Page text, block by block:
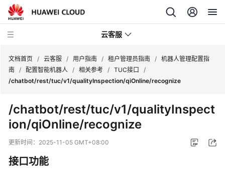
云客服
介
绍
快
速
入
文档首页 / 云客服 / 用户指南 / 租户管理员指南 / 机器人管理配置指
南 / 配置智能机器人 / 相关参考 / TUC接口
/
/chatbot/rest/tuc/v1/qualityInspection/qiOnline/recognize
/chatbot/rest/tuc/v1/qualityInspect
ion/qiOnline/recognize
更新时间： 2025-11-05 GMT+08:00
接口功能